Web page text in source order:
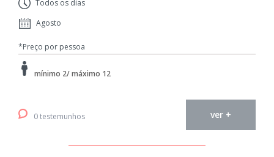
Todos os dias
Agosto
*Preço por pessoa
mínimo 2/ máximo 12
0 testemunhos ver +